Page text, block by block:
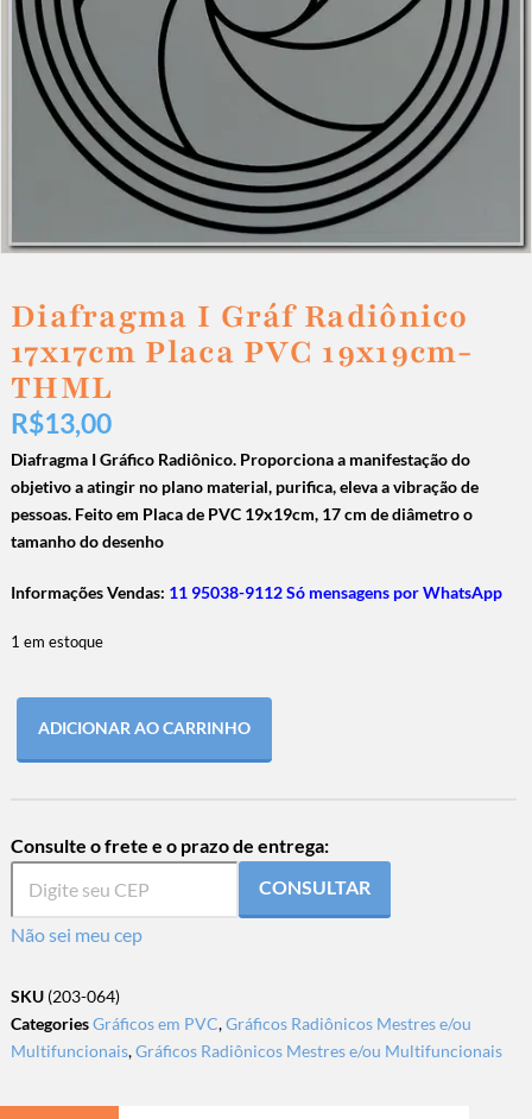
Diafragma I Gráf Radiônico
17x17cm Placa PVC 19x19cm-
THML
R$13,00
Diafragma I Gráfico Radiônico. Proporciona a manifestação do
objetivo a atingir no plano material, purifica, eleva a vibração de
pessoas. Feito em Placa de PVC 19x19cm, 17 cm de diâmetro o
tamanho do desenho
Informações Vendas: 11 95038-9112 Só mensagens por WhatsApp
1 em estoque
ADICIONAR AO CARRINHO
Consulte o frete e o prazo de entrega:
CONSULTAR
Não sei meu cep
SKU (203-064)
CategoriesGráficos em PVC,Gráficos Radiônicos Mestres e/ou
Multifuncionais,Gráficos Radiônicos Mestres e/ou Multifuncionais